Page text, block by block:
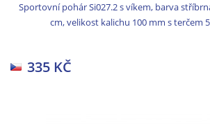
Sportovní pohár Si027.2 s víkem, barva
cm, velikost kalichu 100 mm s terčem
335 KČ